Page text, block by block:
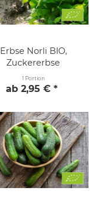
Erbse Norli BIO,
Zuckererbse
1 Portion
ab 2,95 € *